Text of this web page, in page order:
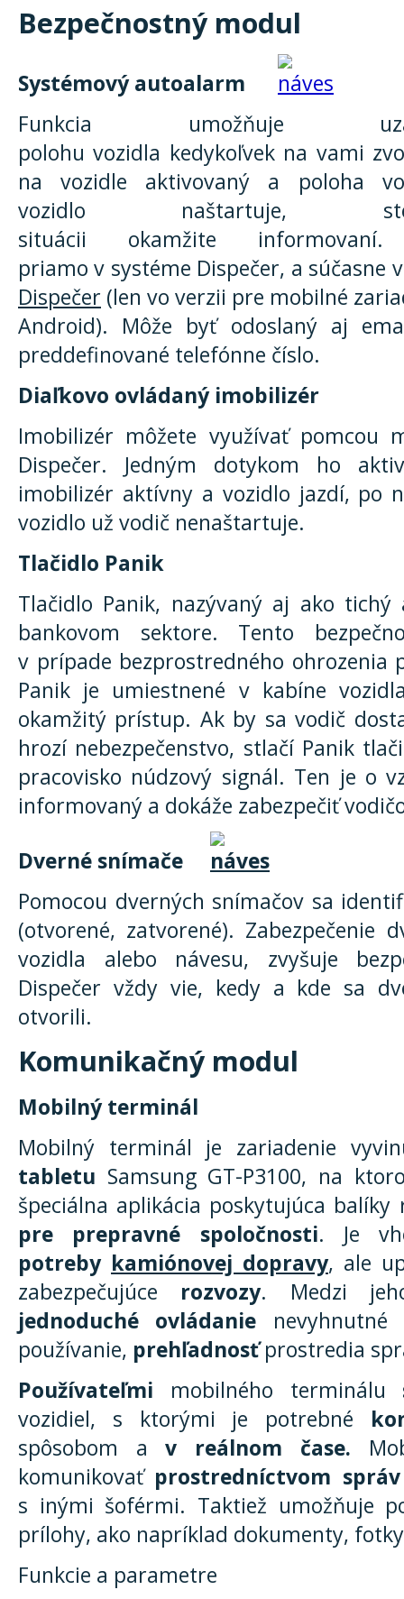
Bezpečnostný modul
Systémový autoalarm
Funkcia umožňuje
polohu vozidla kedykoľvek na vami
na vozidle aktivovaný a poloha
vozidlo
situácii okamžite
priamo v systéme Dispečer, a
Dispečer (len vo verzii pre mobilné
Android). Môže byť odoslaný aj
preddefinované telefónne číslo.
Diaľkovo ovládaný imobilizér
Imobilizér môžete využívať pomcou
Dispečer. Jedným dotykom ho
imobilizér aktívny a vozidlo jazdí, po
vozidlo už vodič nenaštartuje.
Tlačidlo Panik
Tlačidlo Panik, nazývaný aj ako
bankovom sektore. Tento
v prípade bezprostredného ohrozenia
Panik je umiestnené v kabíne
okamžitý prístup. Ak by sa vodič
hrozí nebezpečenstvo, stlačí Panik
pracovisko núdzový signál. Ten je o
informovaný a dokáže zabezpečiť
Dverné snímače
Pomocou dverných snímačov sa
(otvorené, zatvorené). Zabezpečenie
vozidla alebo návesu, zvyšuje
Dispečer vždy vie, kedy a kde sa
otvorili.
Komunikačný modul
Mobilný terminál
Mobilný terminál je zariadenie
tabletu Samsung GT-P3100, na
špeciálna aplikácia poskytujúca
pre prepravné spoločnosti. Je
potreby kamiónovej dopravy, ale
zabezpečujúce rozvozy. Medzi
jednoduché ovládanie
používanie, prehľadnosťprostredia
Používateľmi mobilného terminálu
vozidiel, s ktorými je potrebné
spôsobom av reálnom čase.
komunikovať prostredníctvom správ
s inými šoférmi. Taktiež umožňuje
prílohy, ako napríklad dokumenty,
Funkcie a parametre